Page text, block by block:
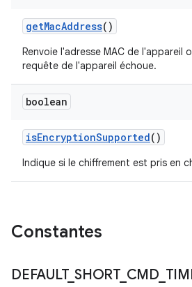
getMacAddress()
Renvoie l'adresse MAC de l'appareil
requête de l'appareil échoue.
boolean
isEncryptionSupported()
Indique si le chiffrement est pris en
Constantes
DEFAULT_ SHORT_ CMD_